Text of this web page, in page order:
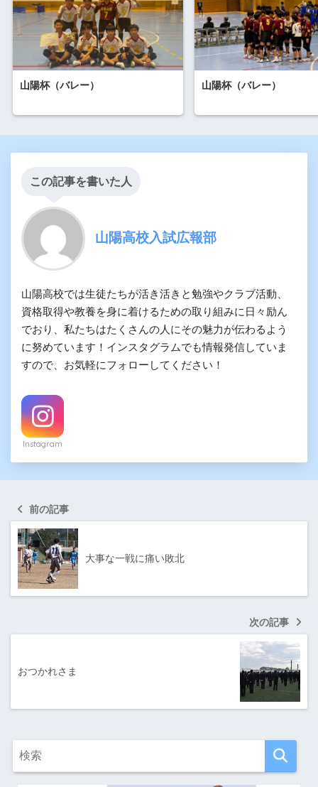
山陽杯（バレー） 山陽杯（バレー）
この記事を書いた人
山陽高校入試広報部
山陽高校では生徒たちが活き活きと勉強やクラブ活動、
資格取得や教養を身に着けるための取り組みに日々励ん
でおり、私たちはたくさんの人にその魅力が伝わるよう
に努めています！インスタグラムでも情報発信していま
すので、お気軽にフォローしてください！
Instagram
前の記事
大事な一戦に痛い敗北
次の記事
おつかれさま